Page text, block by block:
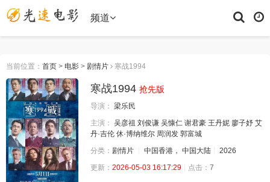
频道
当前位置： 首页 > 电影 > 剧情片 寒战1994
寒战1994 抢先版
导演： 梁乐民
主演： 吴彦祖 刘俊谦 吴慷仁 谢君豪 王丹妮 廖子妤 艾
丹·吉伦 休·博纳维尔 周润发 郭富城
分类： 剧情片 中国香港， 中国大陆
2026
更新： 2026-05-03 16:17:29 点击： 7